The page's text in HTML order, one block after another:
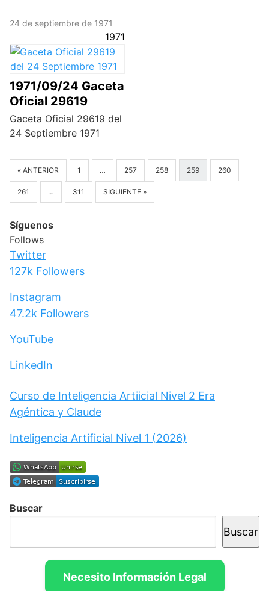
24 de septiembre de 1971
1971
1971/09/24 Gaceta
Oficial 29619
Gaceta Oficial 29619 del
24 Septiembre 1971
« ANTERIOR 1 … 257 258 259 260
261 … 311 SIGUIENTE »
Síguenos
Follows
Twitter
127k Followers
Instagram
47.2k Followers
YouTube
LinkedIn
Curso de Inteligencia Artiicial Nivel 2 Era
Agéntica y Claude
Inteligencia Artificial Nivel 1 (2026)
Buscar
Buscar
Necesito Información Legal